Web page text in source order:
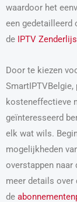
waardoor het
een gedetailleerd
de IPTV
Door te kiezen
kosteneffectieve
geïnteresseerd
elk wat wils.
mogelijkheden
overstappen naar
meer details over
de